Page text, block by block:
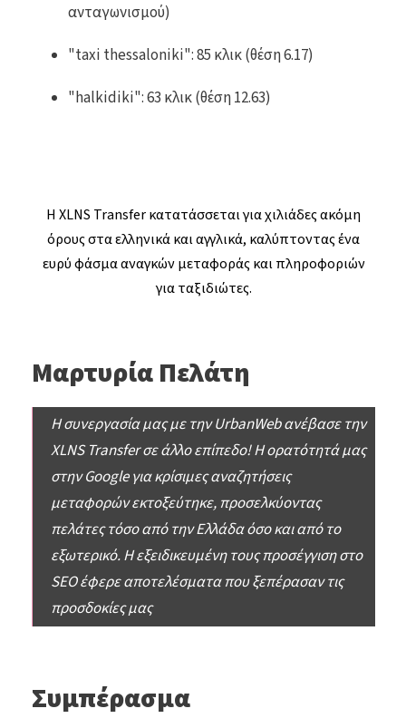
ανταγωνισμού)
"taxi thessaloniki": 85 κλικ (θέση 6.17)
"halkidiki": 63 κλικ (θέση 12.63)
Η XLNS Transfer κατατάσσεται για χιλιάδες ακόμη
όρους στα ελληνικά και αγγλικά, καλύπτοντας ένα
ευρύ φάσμα αναγκών μεταφοράς και πληροφοριών
για ταξιδιώτες.
Μαρτυρία Πελάτη
Η συνεργασία μας με την UrbanWeb ανέβασε την
XLNS Transfer σε άλλο επίπεδο! Η ορατότητά μας
στην Google για κρίσιμες αναζητήσεις
μεταφορών εκτοξεύτηκε, προσελκύοντας
πελάτες τόσο από την Ελλάδα όσο και από το
εξωτερικό. Η εξειδικευμένη τους προσέγγιση στο
SEO έφερε αποτελέσματα που ξεπέρασαν τις
προσδοκίες μας
Συμπέρασμα